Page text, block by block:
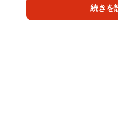
みん列車』も特別運行。 車内
配りいただき、笑顔に包まれ
続きを